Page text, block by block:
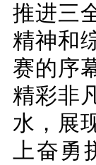
推进三
精神和
赛的序
精彩非
水，展
上奋勇